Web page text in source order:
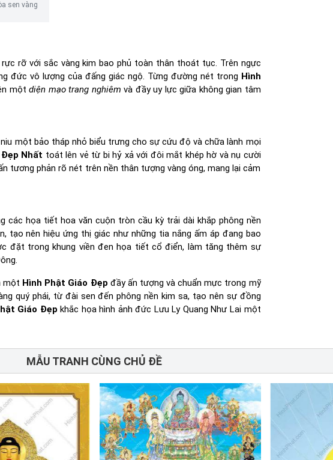
sen vàng
rỡ với sắc vàng kim bao phủ toàn thân thoát tục. Trên ngực
đức vô lượng của đấng giác ngộ. Từng đường nét trong Hình
một diện mạo trang nghiêm và đầy uy lực giữa không gian tâm
một bảo tháp nhỏ biểu trưng cho sự cứu độ và chữa lành mọi
Nhất toát lên vẻ từ bi hỷ xả với đôi mắt khép hờ và nụ cười
tương phản rõ nét trên nền thân tượng vàng óng, mang lại cảm
các họa tiết hoa văn cuộn tròn cầu kỳ trải dài khắp phông nền
tạo nên hiệu ứng thị giác như những tia nắng ấm áp đang bao
đặt trong khung viền đen họa tiết cổ điển, làm tăng thêm sự
một Hình Phật Giáo Đẹp đầy ấn tượng và chuẩn mực trong mỹ
quý phái, từ đài sen đến phông nền kim sa, tạo nên sự đồng
Giáo Đẹp khắc họa hình ảnh đức Lưu Ly Quang Như Lai một
MẪU TRANH CÙNG CHỦ ĐỀ